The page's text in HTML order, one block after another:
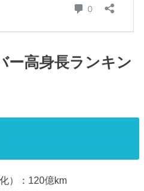
ー高身長ランキン
）：120億km